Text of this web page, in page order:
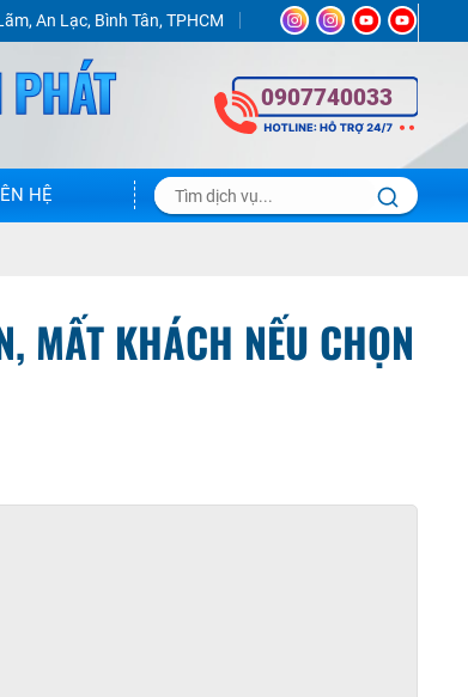
An Lạc, Bình Tân, TPHCM
0907740033
HỆ
MẤT KHÁCH NẾU CHỌN